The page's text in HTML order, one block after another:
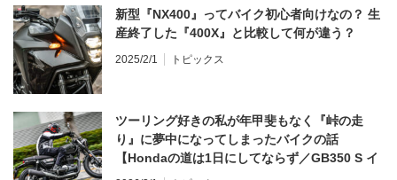
新型『NX400』ってバイク初心者向けなの？ 生
産終了した『400X』と比較して何が違う？
2025/2/1 トピックス
ツーリング好きの私が年甲斐もなく『峠の走
り』に夢中になってしまったバイクの話
【Hondaの道は1日にしてならず／GB350 S イ
ンプレ・レビュー 前編】